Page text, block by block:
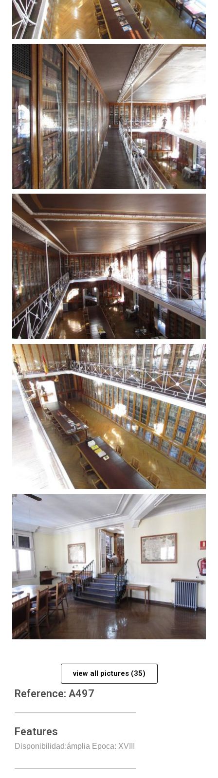
view all pictures (35)
Reference: A497
Features
Disponibilidad:ámplia Epoca: XVIII